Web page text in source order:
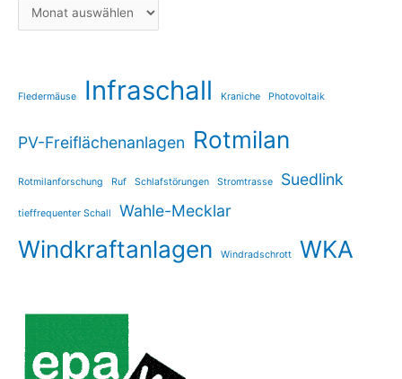
Fledermäuse Infraschall Kraniche Photovoltaik
PV-Freiflächenanlagen Rotmilan
Rotmilanforschung Ruf Schlafstörungen Stromtrasse Suedlink
tieffrequenter Schall Wahle-Mecklar
Windkraftanlagen Windradschrott WKA